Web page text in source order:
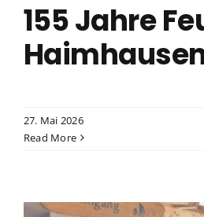
155 Jahre
27. Mai 2026
Read More